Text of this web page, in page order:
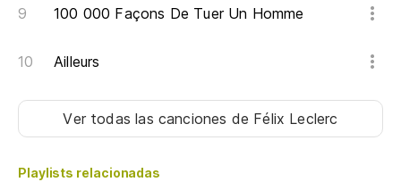
100 000 Façons De Tuer Un Homme
Ailleurs
Ver todas las canciones de Félix Leclerc
Playlists relacionadas